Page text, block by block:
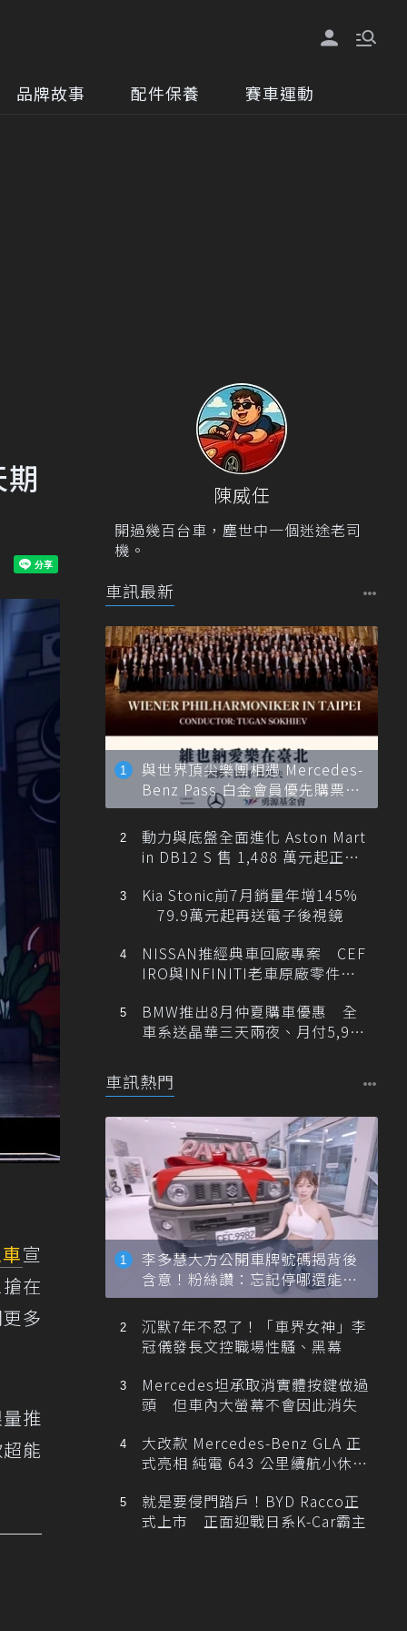
品牌故事 配件保養 賽車運動
宣
在
多
推
能
陳威任
開過幾百台車，塵世中一個迷途老司
機。
車訊最新
與世界頂尖樂團相遇 Mercedes-
Benz Pass 白金會員優先購票維
也納愛樂
動力與底盤全面進化 Aston Mart
in DB12 S 售 1,488 萬元起正式
Kia Stonic前7月銷量年增145%
79.9萬元起再送電子後視鏡
NISSAN推經典車回廠專案 CEF
IRO與INFINITI老車原廠零件最
BMW推出8月仲夏購車優惠 全
車系送晶華三天兩夜、月付5,900
車訊熱門
李多慧大方公開車牌號碼揭背後
含意！粉絲讚：忘記停哪還能幫
忙找車
沉默7年不忍了！「車界女神」李
冠儀發長文控職場性騷、黑幕
Mercedes坦承取消實體按鍵做過
頭 但車內大螢幕不會因此消失
大改款 Mercedes-Benz GLA 正
式亮相 純電 643 公里續航小休
就是要侵門踏戶！BYD Racco正
式上市 正面迎戰日系K-Car霸主